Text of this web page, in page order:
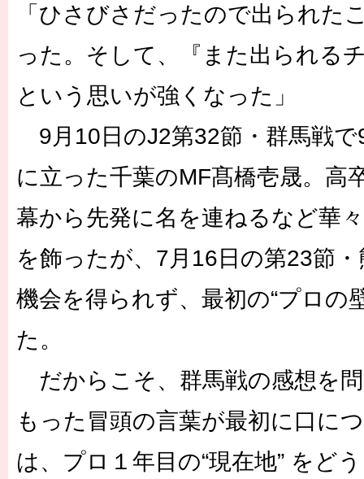
「ひさびさだったので出られた
った。そして、『また出られる
という思いが強くなった」
9月10日のJ2第32節・群馬戦
に立った千葉のMF髙橋壱晟。高
幕から先発に名を連ねるなど華
を飾ったが、7月16日の第23節
機会を得られず、最初の“プロの
た。
だからこそ、群馬戦の感想を
もった冒頭の言葉が最初に口に
は、プロ１年目の“現在地” をど